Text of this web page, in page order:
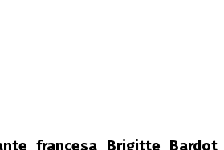
francesa Brigitte Bardot